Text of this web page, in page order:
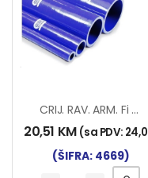
CRIJ. RAV. ARM. Fi 32×1000 SILIKON
20,51 KM (sa PDV: 24,00
(ŠIFRA: 4669)